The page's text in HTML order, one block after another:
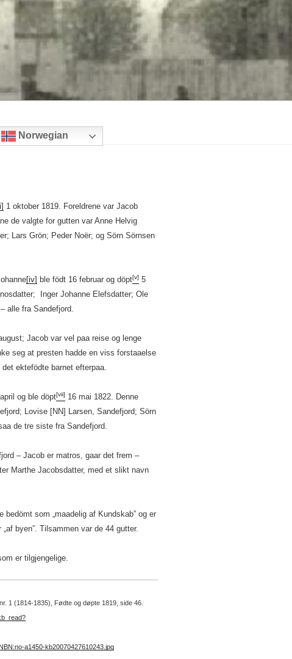
Norwegian
1 oktober 1819. Foreldrene var Jacob
de valgte for gutten var Anne Helvig
Lars Grön; Peder Noër; og Sörn Sörnsen
[iv] ble födt 16 februar og döpt[v] 5
Inger Johanne Elefsdatter; Ole
alle fra Sandefjord.
Jacob var vel paa reise og lenge
seg at presten hadde en viss forstaaelse
ektefödte barnet efterpaa.
og ble döpt[vii] 16 mai 1822. Denne
Lovise [NN] Larsen, Sandefjord; Sörn
de tre siste fra Sandefjord.
– Jacob er matros, gaar det frem –
Marthe Jacobsdatter, med et slikt navn
bedömt som „maadelig af Kundskab” og er
byen”. Tilsammen var de 44 gutter.
er tilgjengelige.
1 (1814-1835), Fødte og døpte 1819, side 46.
a1450-kb20070427610243.jpg